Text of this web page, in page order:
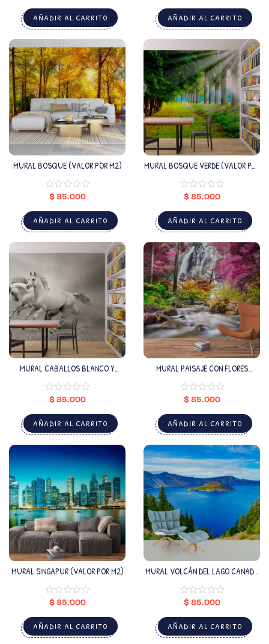
AÑADIR AL CARRITO AÑADIR AL CARRITO
MURAL BOSQUE (VALOR POR M2)
$85.000
AÑADIR AL CARRITO
MURAL BOSQUE VERDE (VALOR POR
$85.000
AÑADIR AL CARRITO
MURAL CABALLOS BLANCO Y
$85.000
AÑADIR AL CARRITO
MURAL PAISAJE CON FLORES
$85.000
AÑADIR AL CARRITO
MURAL SINGAPUR (VALOR POR M2)
$85.000
AÑADIR AL CARRITO
MURAL VOLCÁN DEL LAGO CANADÁ
$85.000
AÑADIR AL CARRITO